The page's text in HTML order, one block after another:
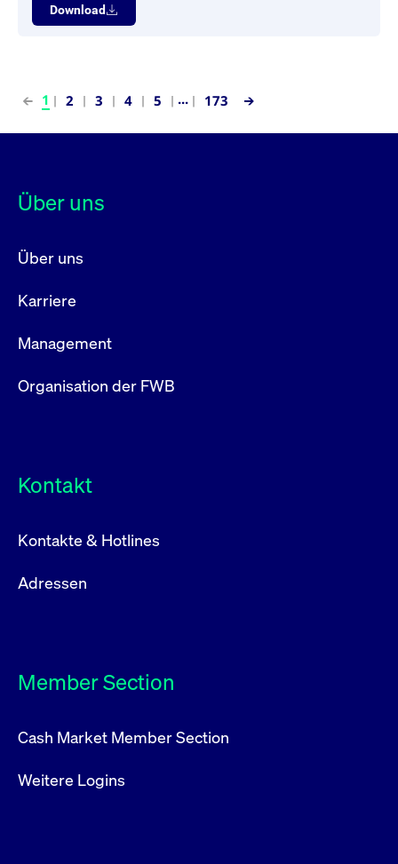
Download
1 2 3 4 5 ... 173
Über uns
Über uns
Karriere
Management
Organisation der FWB
Kontakt
Kontakte & Hotlines
Adressen
Member Section
Cash Market Member Section
Weitere Logins